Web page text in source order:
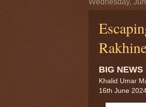
Wednesday,
BIG NEWS
Khalid Umar
16th June